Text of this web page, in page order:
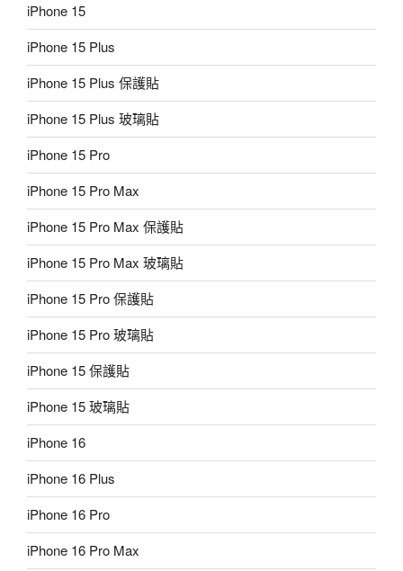
iPhone 15
iPhone 15 Plus
iPhone 15 Plus 保護貼
iPhone 15 Plus 玻璃貼
iPhone 15 Pro
iPhone 15 Pro Max
iPhone 15 Pro Max 保護貼
iPhone 15 Pro Max 玻璃貼
iPhone 15 Pro 保護貼
iPhone 15 Pro 玻璃貼
iPhone 15 保護貼
iPhone 15 玻璃貼
iPhone 16
iPhone 16 Plus
iPhone 16 Pro
iPhone 16 Pro Max